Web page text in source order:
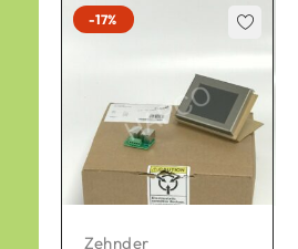
-17%
Zehnder